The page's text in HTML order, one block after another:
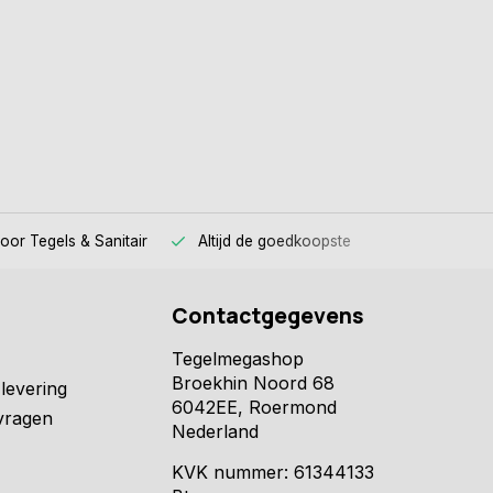
Tegels & Sanitair Altijd de goedkoopste
Contactgegevens
Tegelmegashop
Broekhin Noord 68
6042EE, Roermond
Nederland
KVK nummer: 61344133